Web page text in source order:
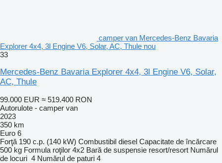
camper van Mercedes-Benz Bavaria
Explorer 4x4, 3l Engine V6, Solar, AC, Thule nou
33
Mercedes-Benz Bavaria Explorer 4x4, 3l Engine V6, Solar,
AC, Thule
99.000 EUR ≈ 519.400 RON
Autorulote - camper van
2023
350 km
Euro 6
Forţă 190 c.p. (140 kW) Combustibil diesel Capacitate de încărcare
500 kg Formula roţilor 4x2 Bară de suspensie resort/resort Numărul
de locuri 4 Numărul de paturi 4